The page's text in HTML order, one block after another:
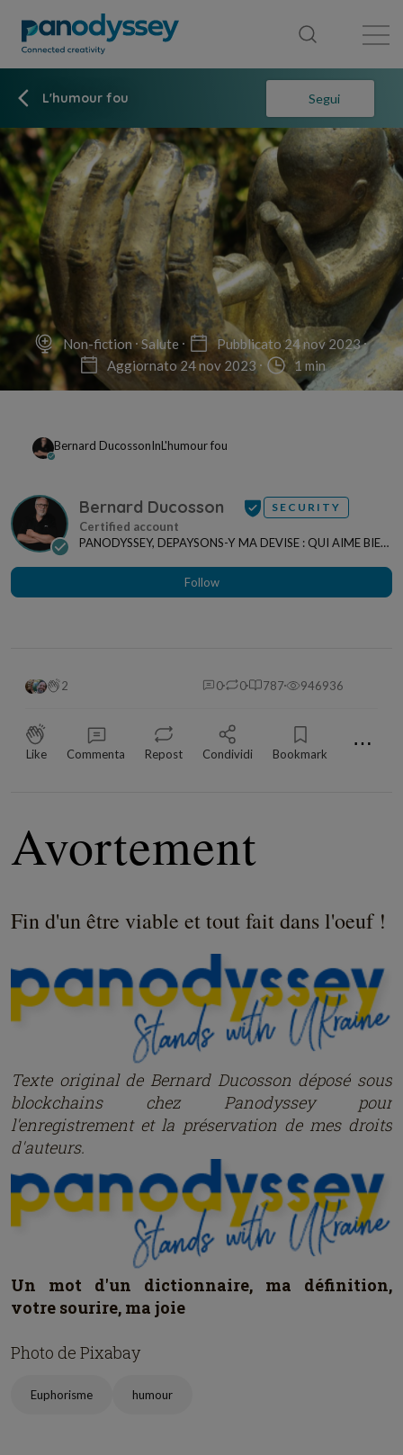
L'humour fou Segui
Non-fiction Salute
Pubblicato 24 nov 2023
Aggiornato 24 nov 2023
1 min
Bernard DucossonInL'humour fou
Bernard Ducosson SECURITY
PANODYSSEY, DEPAYSONS-Y MA DEVISE : QUI AIME BIEN,
Follow
2 0 0 787 946936
Like Commenta Repost Condividi Bookmark ⋯
Avortement
Fin d'un être viable et tout fait dans l'oeuf !
Texte original de Bernard Ducosson déposé sous
blockchains chez Panodyssey pour
l'enregistrement et la préservation de mes droits
d'auteurs.
Un mot d'un dictionnaire, ma définition,
votre sourire, ma joie
Photo de Pixabay
Euphorisme humour